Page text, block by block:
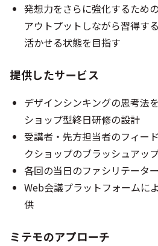
発想力をさらに強化するため
アウトプットしながら習得す
活かせる状態を目指す
提供したサービス
デザインシンキングの思考法
ショップ型終日研修の設計
受講者・先方担当者のフィー
クショップのブラッシュアッ
各回の当日のファシリテータ
Web会議プラットフォームに
供
ミテモのアプローチ